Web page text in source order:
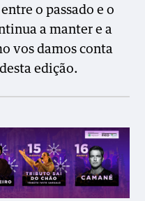
o passado e o
a manter e a
vos damos conta
edição.